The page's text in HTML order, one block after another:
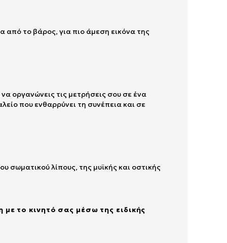
από το βάρος, για πιο άμεση εικόνα της
οργανώνεις τις μετρήσεις σου σε ένα
που ενθαρρύνει τη συνέπεια και σε
λίπους, της μυϊκής και οστικής
το κινητό σας μέσω της ειδικής